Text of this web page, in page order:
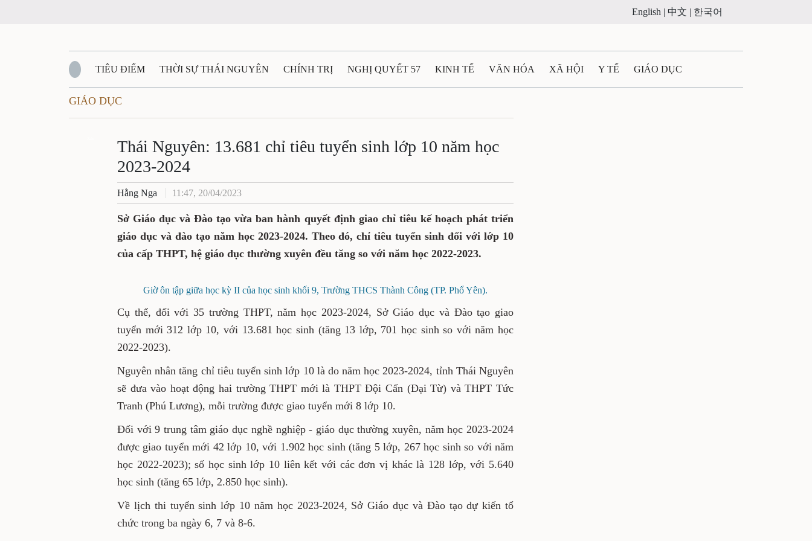
English | 中文 | 한국어
TIÊU ĐIỂM THỜI SỰ THÁI NGUYÊN CHÍNH TRỊ NGHỊ QUYẾT 57 KINH TẾ VĂN HÓA XÃ HỘI Y TẾ GIÁO DỤC
QUỐC PHÒNG - AN NINH
QUÊ HƯƠNG - ĐẤT NƯỚC QUỐC TẾ TÀI NGUYÊN - MÔI TRƯỜNG THỂ THAO THÔNG TIN - QUẢNG CÁO
GIÁO DỤC
Thái Nguyên: 13.681 chỉ tiêu tuyển sinh lớp 10 năm học
2023-2024
Hằng Nga 11:47, 20/04/2023
Sở Giáo dục và Đào tạo vừa ban hành quyết định giao chỉ tiêu kế hoạch phát triển
giáo dục và đào tạo năm học 2023-2024. Theo đó, chỉ tiêu tuyển sinh đối với lớp 10
của cấp THPT, hệ giáo dục thường xuyên đều tăng so với năm học 2022-2023.
Giờ ôn tập giữa học kỳ II của học sinh khối 9, Trường THCS Thành Công (TP. Phổ Yên).
Cụ thể, đối với 35 trường THPT, năm học 2023-2024, Sở Giáo dục và Đào tạo giao
tuyển mới 312 lớp 10, với 13.681 học sinh (tăng 13 lớp, 701 học sinh so với năm học
2022-2023).
Nguyên nhân tăng chỉ tiêu tuyển sinh lớp 10 là do năm học 2023-2024, tỉnh Thái Nguyên
sẽ đưa vào hoạt động hai trường THPT mới là THPT Đội Cấn (Đại Từ) và THPT Tức
Tranh (Phú Lương), mỗi trường được giao tuyển mới 8 lớp 10.
Đối với 9 trung tâm giáo dục nghề nghiệp - giáo dục thường xuyên, năm học 2023-2024
được giao tuyển mới 42 lớp 10, với 1.902 học sinh (tăng 5 lớp, 267 học sinh so với năm
học 2022-2023); số học sinh lớp 10 liên kết với các đơn vị khác là 128 lớp, với 5.640
học sinh (tăng 65 lớp, 2.850 học sinh).
Về lịch thi tuyển sinh lớp 10 năm học 2023-2024, Sở Giáo dục và Đào tạo dự kiến tổ
chức trong ba ngày 6, 7 và 8-6.